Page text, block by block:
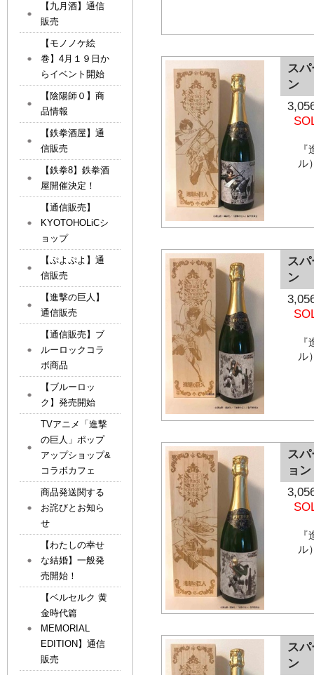
ス
ン
ル
ス
ン
ル
ス
ョン
ル
ス
ン
【九月酒】通信
販売
【モノノケ絵
巻】4月１９日か
らイベント開始
【陰陽師０】商
品情報
【鉄拳酒屋】通
信販売
【鉄拳8】鉄拳酒
屋開催決定！
【通信販売】
KYOTOHOLiCシ
ョップ
【ぷよぷよ】通
信販売
【進撃の巨人】
通信販売
【通信販売】ブ
ルーロックコラ
ボ商品
【ブルーロッ
ク】発売開始
TVアニメ「進撃
の巨人」ポップ
アップショップ&
コラボカフェ
商品発送関する
お詫びとお知ら
せ
【わたしの幸せ
な結婚】一般発
売開始！
【ベルセルク 黄
金時代篇
MEMORIAL
EDITION】通信
販売